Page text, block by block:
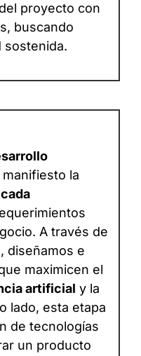
proyecto con
buscando
sostenida.
la
cada
A través de
diseñamos e
maximicen el
artificial y la
lado, esta etapa
de tecnologías
un producto